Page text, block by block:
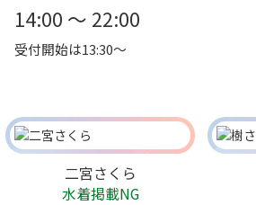
14:00 ～ 22:00
受付開始は13:30～
二宮さくら
水着掲載NG